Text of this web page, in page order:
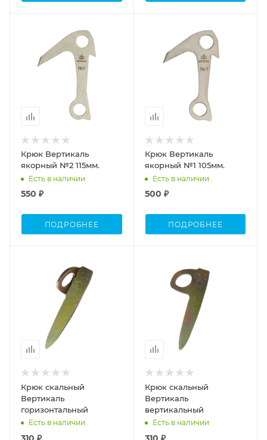
Крюк Вертикаль
якорный №2 115мм.
Есть в наличии
550 ₽
ПОДРОБНЕЕ
Крюк Вертикаль
якорный №1 105мм.
Есть в наличии
500 ₽
ПОДРОБНЕЕ
Крюк скальный
Вертикаль
горизонтальный
Есть в наличии
Крюк скальный
Вертикаль
вертикальный
Есть в наличии